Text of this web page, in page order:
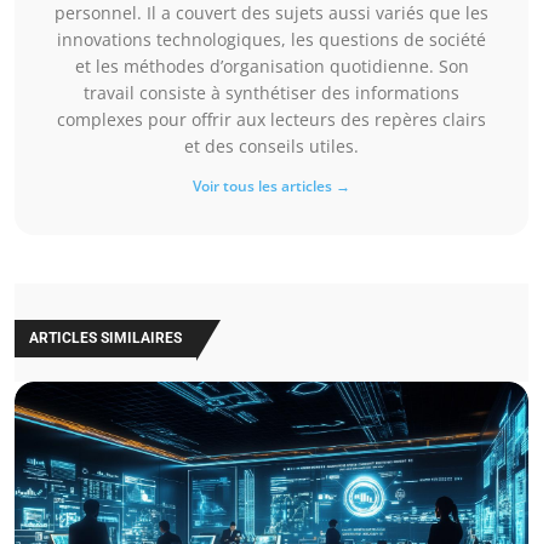
personnel. Il a couvert des sujets aussi variés que les
innovations technologiques, les questions de société
et les méthodes d’organisation quotidienne. Son
travail consiste à synthétiser des informations
complexes pour offrir aux lecteurs des repères clairs
et des conseils utiles.
Voir tous les articles →
ARTICLES SIMILAIRES